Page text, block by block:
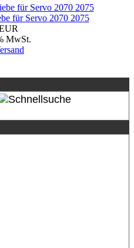
für Servo 2070 2075
MwSt.